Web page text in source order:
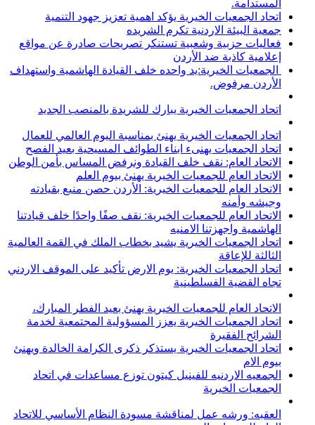
المستدامة.
اتحاد الجمعيات الخيرية يؤكد اهمية تعزيز جهود التنمية
جمعية البيئة الاردنية تكرم الشريده
فعاليات حزبية وشعبية تستنكر تصريحات صادرة عن مواقع
إعلامية كاذبة ضد الأردن
الجمعيات الخيرية:يد واحده خلف القيادة الهاشمية واستهداف
الأردن مرفوض.
اتحاد الجمعيات الخيرية يبارك للشريدة بالمنصب الجديد
اتحاد الجمعيات الخيرية يهنئ بمناسبة اليوم العالمي للعمال
اتحاد الجمعيات يهنىء ابناء الطوائف المسيحية بعيد الفصح
الاتحاد العام: نقف خلف القيادة ونرفض المساس بأمن الوطن
الاتحاد العام للجمعيات الخيرية يهنئ بيوم العلم
الاتحاد العام للجمعيات الخيرية: الأردن حصن منيع بقيادته
وجيشه وأمنه
الاتحاد العام للجمعيات الخيرية: نقف صفًا واحدًا خلف قيادتنا
الهاشمية واجهزتنا الامنيه
اتحاد الجمعيات الخيرية يشيد بخطاب الملك في القمة العالمية
الثالثة للإعاقة
اتحاد الجمعيات الخيرية: يوم الارض تأكيد على الموقف الاردني
تجاه القضية الفسلطينية
الاتحاد العام للجمعيات الخيرية يهنئ بعيد الفطر المبارك،
اتحاد الجمعيات الخيرية يعزز المسؤولية المجتمعية لخدمة
الشرائح الفقيرة
اتحاد الجمعيات الخيرية يستذكر ذكرى الكرامة الخالدة ويهنئ
بيوم الام
الجمعيه الاردنيه للفينيل كيتون توزع مساعدات في اتحاد
الجمعيات الخيرية
العقبه: ورشه عمل لمناقشة مسودة النظام الأساسي للاتحاد